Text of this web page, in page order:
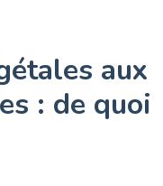
aux
: de quoi